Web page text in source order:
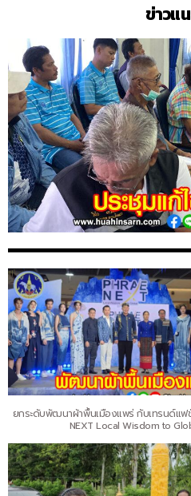
ข่าวแ
ยกระดับพัฒนาผ้าพื้นเมืองแพร่ กับเทรนด์แฟ
NEXT Local Wisdom to